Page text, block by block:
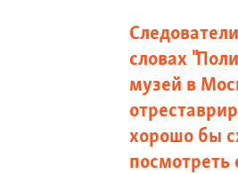
словах
музей в
хорошо бы
посмотреть